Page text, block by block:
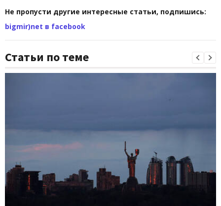
Не пропусти другие интересные статьи, подпишись:
bigmir)net в facebook
Статьи по теме